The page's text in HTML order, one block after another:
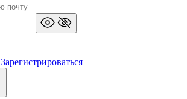
Зарегистрироваться